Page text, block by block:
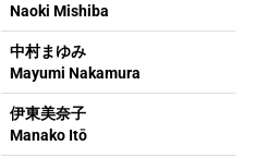
Naoki Mishiba
中村まゆみ
Mayumi Nakamura
伊東美奈子
Manako Itō